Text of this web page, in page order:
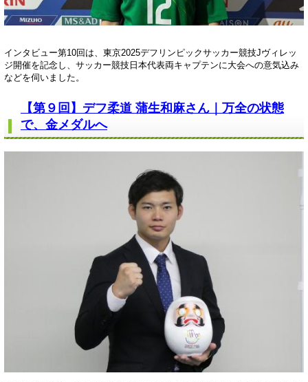
インタビュー第10回は、東京2025デフリンピックサッカー競技Jヴィレッ
ジ開催を記念し、サッカー競技日本代表両キャプテンに大会への意気込み
などを伺いました。
【第９回】デフ柔道 蒲生和麻さん｜万全の状態
で、金メダルへ